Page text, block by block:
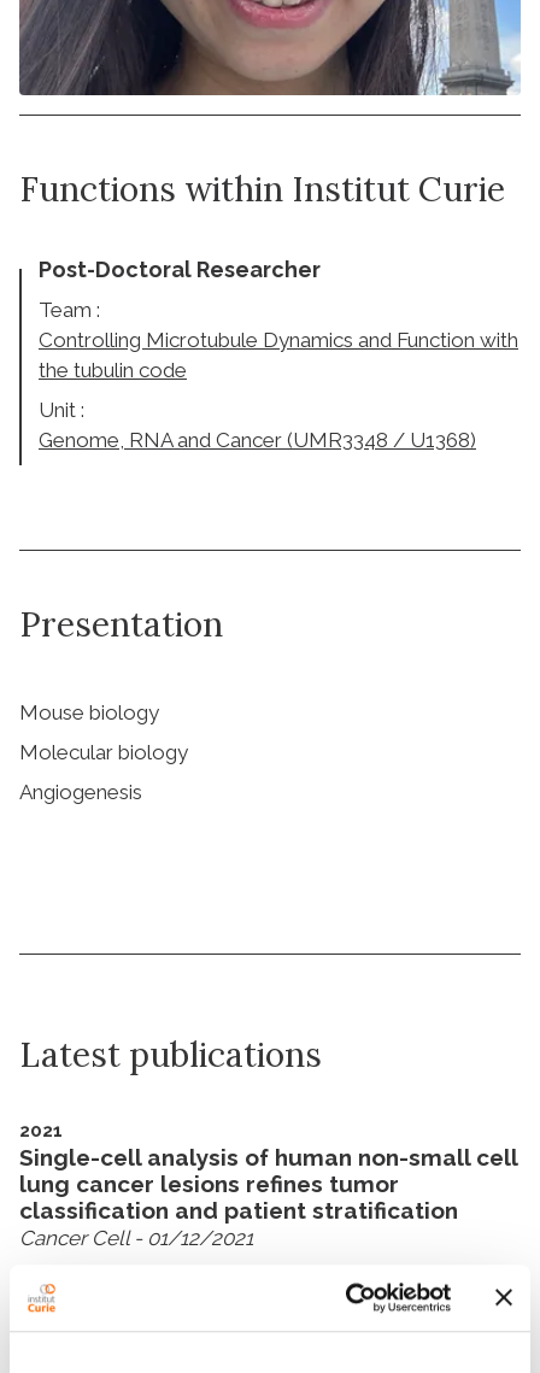
Functions within Institut Curie
Post-Doctoral Researcher
Team :
Controlling Microtubule Dynamics and Function with
the tubulin code
Unit :
Genome, RNA and Cancer (UMR3348 / U1368)
Presentation
Mouse biology
Molecular biology
Angiogenesis
Latest publications
2021
Single-cell analysis of human non-small cell
lung cancer lesions refines tumor
classification and patient stratification
Cancer Cell- 01/12/2021
2021
Tissue-resident macrophages provide a